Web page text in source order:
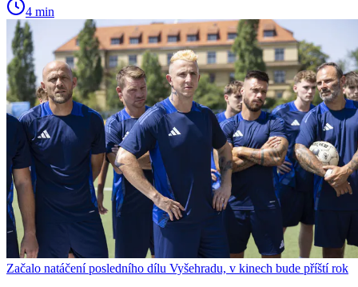
4 min
Začalo natáčení posledního dílu Vyšehradu, v kinech bude příští rok